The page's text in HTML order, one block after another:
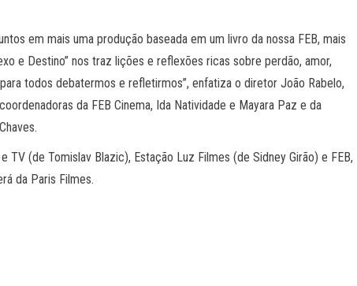
em mais uma produção baseada em um livro da nossa FEB, mais
e Destino” nos traz lições e reflexões ricas sobre perdão, amor,
todos debatermos e refletirmos”, enfatiza o diretor João Rabelo,
da FEB Cinema, Ida Natividade e Mayara Paz e da
TV (de Tomislav Blazic), Estação Luz Filmes (de Sidney Girão) e FEB,
da Paris Filmes.